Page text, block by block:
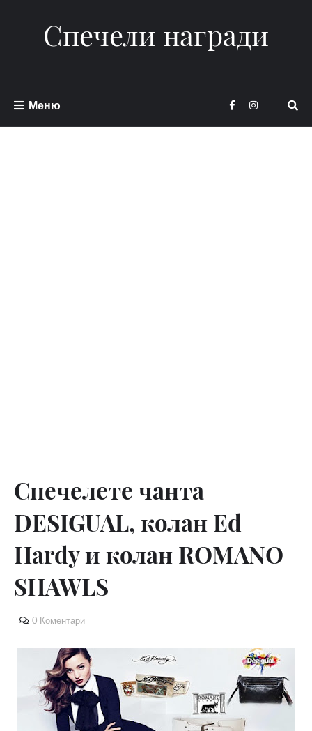
Спечели награди
Меню
Спечелете чанта
DESIGUAL, колан Ed
Hardy и колан ROMANO
SHAWLS
0 Коментари